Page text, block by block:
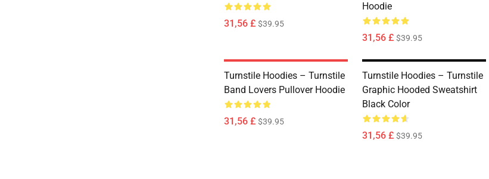
31,56 £ $39.95
Hoodie
31,56 £ $39.95
Turnstile Hoodies – Turnstile
Band Lovers Pullover Hoodie
31,56 £ $39.95
Turnstile Hoodies – Turnstile
Graphic Hooded Sweatshirt
Black Color
31,56 £ $39.95